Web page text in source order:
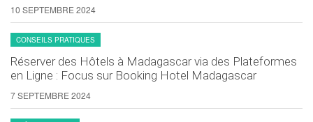
10 SEPTEMBRE 2024
CONSEILS PRATIQUES
Réserver des Hôtels à Madagascar via des Plateformes
en Ligne : Focus sur Booking Hotel Madagascar
7 SEPTEMBRE 2024